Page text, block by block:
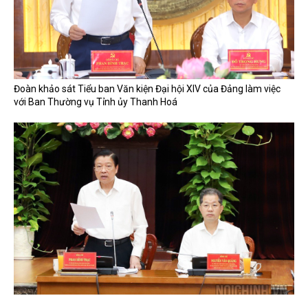
Đoàn khảo sát Tiểu ban Văn kiện Đại hội XIV của Đảng làm việc
với Ban Thường vụ Tỉnh ủy Thanh Hoá